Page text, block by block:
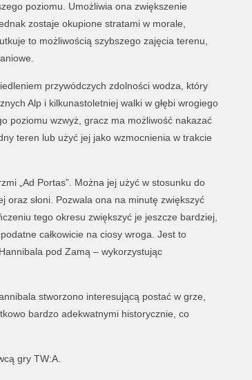
poziomu. Umożliwia ona zwiększenie
zostaje okupione stratami w morale,
to możliwością szybszego zajęcia terenu,
przywódczych zdolności wodza, który
Alp i kilkunastoletniej walki w głębi wrogiego
poziomu wzwyż, gracz ma możliwość nakazać
teren lub użyć jej jako wzmocnienia w trakcie
„Ad Portas”. Można jej użyć w stosunku do
słoni. Pozwala ona na minutę zwiększyć
tego okresu zwiększyć je jeszcze bardziej,
całkowicie na ciosy wroga. Jest to
pod Zamą – wykorzystując
stworzono interesującą postać w grze,
bardzo adekwatnymi historycznie, co
gry TW:A.